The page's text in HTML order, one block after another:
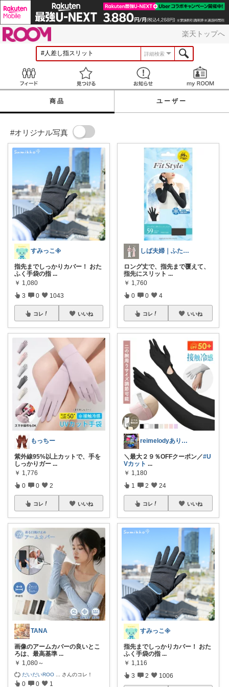
楽天トップへ
詳細検索
見つける お知らせ
商品 ユーザー
#オリジナル写真
すみっこ𖧷
指先までしっかりカバー！ おた
ふく手袋の指 ...
￥ 1,080
3 0 1043
コレ いいね
もっちー
紫外線95%以上カットで、手を
しっかりガー ...
￥ 1,776
0 0 2
コレ いいね
TANA
画像のアームカバーの良いとこ
ろは、最高基準 ...
￥ 1,080～
だいだいROO さんのコレ！
0 0 1
しば夫婦｜ふたり暮らしのベストバイ
ロング丈で、指先まで覆えて、
指先にスリット ...
￥ 1,760
0 0 4
コレ いいね
reimelodyありがとうございます
＼最大２９％OFFクーポン／#U
Vカット ...
￥ 1,180
1 2 24
コレ いいね
すみっこ𖧷
指先までしっかりカバー！ おた
ふく手袋の指 ...
￥ 1,116
3 2 1006